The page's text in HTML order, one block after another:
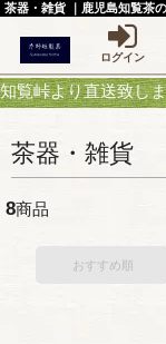
り直送致します
茶器・雑貨
8商品
おすすめ順
茶器・雑貨 ｜鹿児島知覧茶
ログイン